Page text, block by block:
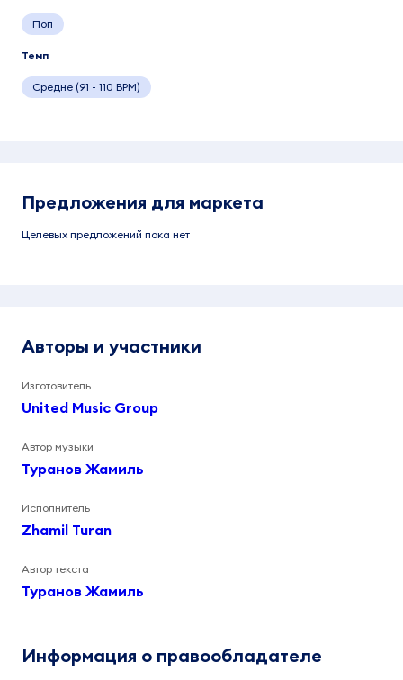
Поп
Темп
Средне (91 - 110 BPM)
Предложения для маркета
Целевых предложений пока нет
Авторы и участники
Изготовитель
United Music Group
Автор музыки
Туранов Жамиль
Исполнитель
Zhamil Turan
Автор текста
Туранов Жамиль
Информация о правообладателе